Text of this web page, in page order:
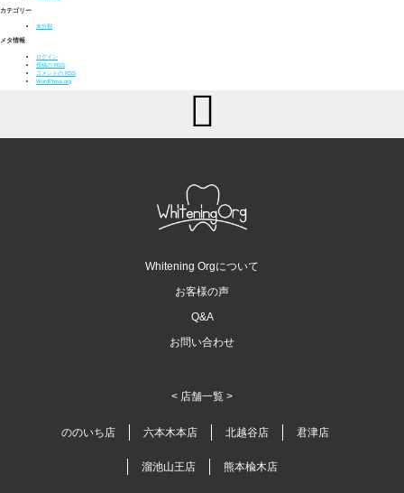
カテゴリー
未分類
メタ情報
ログイン
投稿の RSS
コメントの RSS
WordPress.org
Whitening Orgについて
お客様の声
Q&A
お問い合わせ
< 店舗一覧 >
ののいち店 六本木本店 北越谷店 君津店
溜池山王店 熊本楡木店